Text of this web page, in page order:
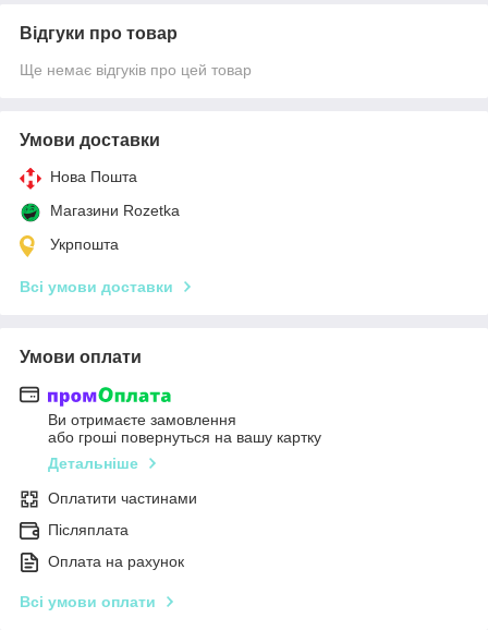
Відгуки про товар
Ще немає відгуків про цей товар
Умови доставки
Нова Пошта
Магазини Rozetka
Укрпошта
Всі умови доставки
Умови оплати
Ви отримаєте замовлення
або гроші повернуться на вашу картку
Детальніше
Оплатити частинами
Післяплата
Оплата на рахунок
Всі умови оплати